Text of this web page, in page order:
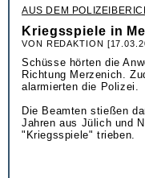
AUS DEM
Kriegsspiele in
VON REDAKTION
Schüsse hörten die
Richtung Merzenich.
alarmierten die Polizei.
Die Beamten stießen
Jahren aus Jülich und
"Kriegsspiele" trieben.